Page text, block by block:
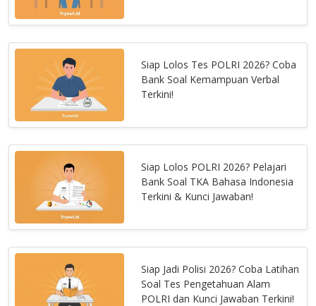
Siap Lolos Tes POLRI 2026? Coba
Bank Soal Kemampuan Verbal
Terkini!
Siap Lolos POLRI 2026? Pelajari
Bank Soal TKA Bahasa Indonesia
Terkini & Kunci Jawaban!
Siap Jadi Polisi 2026? Coba Latihan
Soal Tes Pengetahuan Alam
POLRI dan Kunci Jawaban Terkini!